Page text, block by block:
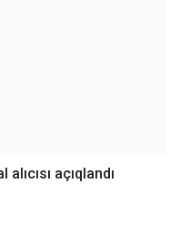
açıqlandı